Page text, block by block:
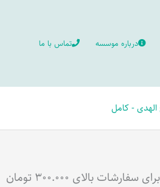
درباره موسسه تماس با ما
بالای ۳۰۰.۰۰۰ تومان